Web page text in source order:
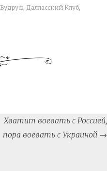
Вудруф Далласский Клуб
Хватит воевать с Россией,
пора воевать с Украиной →